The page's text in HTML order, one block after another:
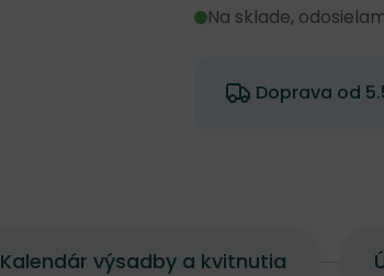
Na sklade,
Doprava od
Kalendár výsadby a kvitnutia